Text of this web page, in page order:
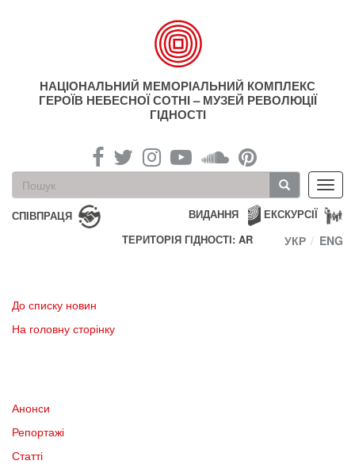
НАЦІОНАЛЬНИЙ МЕМОРІАЛЬНИЙ КОМПЛЕКС
ГЕРОЇВ НЕБЕСНОЇ СОТНІ – МУЗЕЙ РЕВОЛЮЦІЇ
ГІДНОСТІ
Пошукова
форма
Пошук
СПІВПРАЦЯ ЕКСКУРСІЇ
ВИДАННЯ
ТЕРИТОРІЯ ГІДНОСТІ: AR
УКР ENG
До списку новин
На головну сторінку
Анонси
Репортажі
Статті